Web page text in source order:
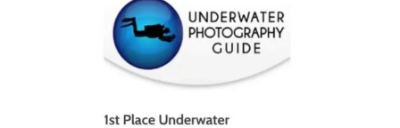
scuba_people_magazine